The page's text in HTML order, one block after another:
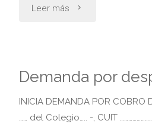
escribano"
Leer más "Boleto
automotor
Demanda por
INICIA DEMANDA POR COBRO
…… del Colegio….. -, CUIT